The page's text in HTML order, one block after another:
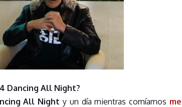
Dancing All Night?
All Night y un día mientras comíamos me